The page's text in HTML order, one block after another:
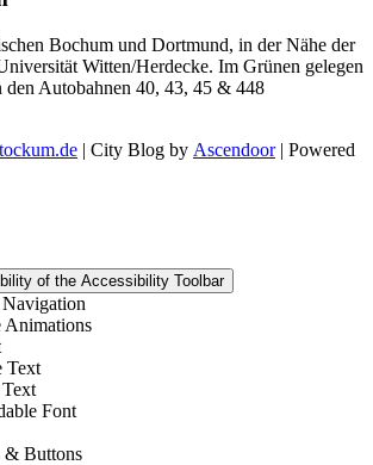
Bochum und Dortmund, in der Nähe der
Witten/Herdecke. Im Grünen gelegen
den Autobahnen 40, 43, 45 & 448
| City Blog by Ascendoor| Powered
of the Accessibility Toolbar
Animations
Text
Text
Font
Buttons